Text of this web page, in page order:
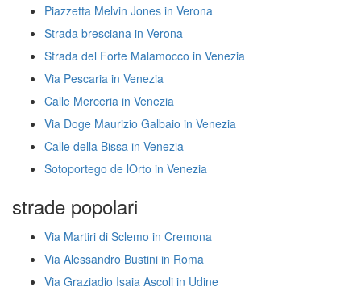
Piazzetta Melvin Jones in Verona
Strada bresciana in Verona
Strada del Forte Malamocco in Venezia
Via Pescaria in Venezia
Calle Merceria in Venezia
Via Doge Maurizio Galbaio in Venezia
Calle della Bissa in Venezia
Sotoportego de lOrto in Venezia
strade popolari
Via Martiri di Sclemo in Cremona
Via Alessandro Bustini in Roma
Via Graziadio Isaia Ascoli in Udine